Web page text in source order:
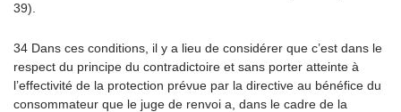
39).
34 Dans ces conditions, il y a lieu de considérer que c’est dans le
respect du principe du contradictoire et sans porter atteinte à
l’effectivité de la protection prévue par la directive au bénéfice du
consommateur que le juge de renvoi a, dans le cadre de la